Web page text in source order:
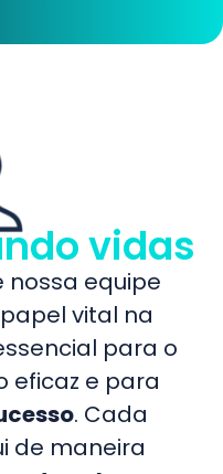
vidas
nossa equipe
vital na
para o
eficaz e para
. Cada
de maneira